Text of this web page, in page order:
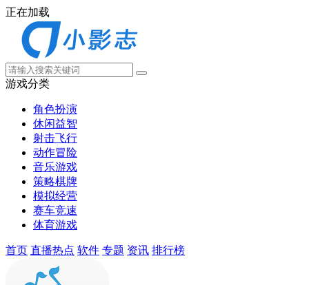
正在加载
游戏分类
角色扮演
休闲益智
射击飞行
动作冒险
音乐游戏
策略棋牌
模拟经营
赛车竞速
体育游戏
首页 直播热点 软件 专题 资讯 排行榜